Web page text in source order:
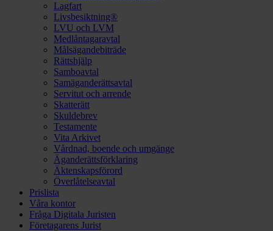
Lagfart
Livsbesiktning®
LVU och LVM
Medlåntagaravtal
Målsägandebiträde
Rättshjälp
Samboavtal
Samäganderättsavtal
Servitut och arrende
Skatterätt
Skuldebrev
Testamente
Vita Arkivet
Vårdnad, boende och umgänge
Äganderättsförklaring
Äktenskapsförord
Överlåtelseavtal
Prislista
Våra kontor
Fråga Digitala Juristen
Företagarens Jurist